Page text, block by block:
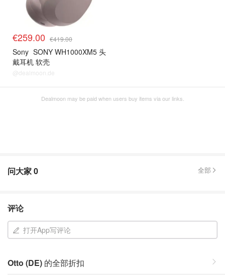
€259.00 €419.00
Sony SONY WH1000XM5 头
戴耳机 软壳
@dealmoon.de
Dealmoon may be paid when users buy items via our links.
问大家0 全部
评论
打开App写评论
Otto (DE) 的全部折扣